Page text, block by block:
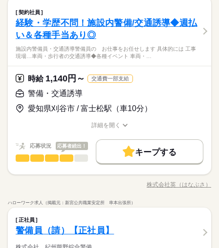
契約社員
経験・学歴不問！施設内警備/交通誘導◆週払
い＆各種手当あり◎
施設内警備員・交通誘導警備員の お仕事をお任せします 具体的には 工事
現場…車両・歩行者の交通誘導◆各種イベント 車両・…
時給 1,140円～ 交通費一部支給
警備・交通誘導
愛知県刈谷市 / 富士松駅（車10分）
男女の割合 男性
みんなで
しずか にぎやか
業界
警備・交通誘導
す！ ＼ ［ 具体的には… ］ ￣￣￣￣￣￣￣￣￣ ◆工事現場 …
車両・歩行者の交通誘導 ◆各種イベント ...車両・歩行者の交通
お願いします 特別なスキルや経験は必要なし！ はじめての方で
も大歓迎です☆ 職場は和気あいあいとした雰囲気で ベテランス
タッフも多く、初めてでも 優しくサポートしてくれる環境です♪
経験やスキルではなく人柄重視なので、 まずはお気軽にお問い
続きを読む
応募資格
詳細を開く
応募状況 応募者続出！
キープする
給与/時間/休日
男女の割合
／ 施設内警備員・交通誘導警備員の お仕事をお任せしま
す！ ＼ ［ 具体的には… ］ ￣￣￣￣￣￣￣￣￣ ◆工事現場 …
車両・歩行者の交通誘導 ◆各種イベント ...車両・歩行者の交通
株式会社英（はなぶさ）
ハローワーク求人（掲載元：新宮公共職業安定所 串本出張所）
正社員
警備員（請）【正社員】